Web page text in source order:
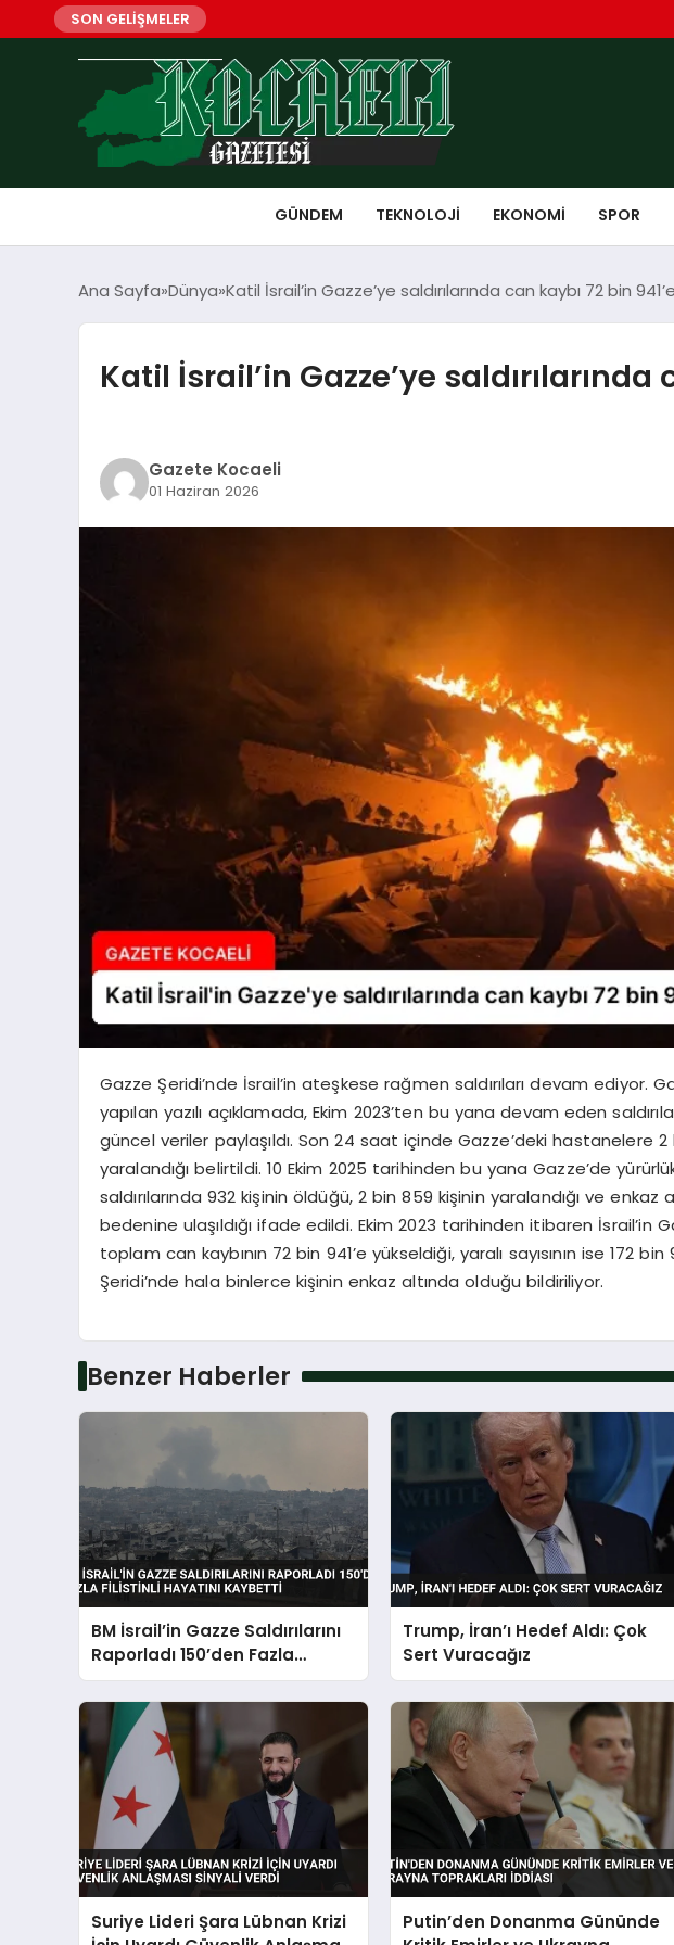
SON GELİŞMELER
GÜNDEM TEKNOLOJI EKONOMI SPOR
Ana Sayfa Dünya Katil İsrail’in Gazze’ye saldırılarında can kaybı 72 bin
Katil İsrail’in Gazze’ye
Gazete Kocaeli
01 Haziran 2026
Gazze Şeridi’nde İsrail’in ateşkese rağmen saldırıları devam ediyor.
yapılan yazılı açıklamada, Ekim 2023’ten bu yana devam eden
güncel veriler paylaşıldı. Son 24 saat içinde Gazze’deki hastanelere
yaralandığı belirtildi. 10 Ekim 2025 tarihinden bu yana Gazze’de
saldırılarında 932 kişinin öldüğü, 2 bin 859 kişinin yaralandığı ve enkaz
bedenine ulaşıldığı ifade edildi. Ekim 2023 tarihinden itibaren İsrail’in
toplam can kaybının 72 bin 941’e yükseldiği, yaralı sayısının ise 172
Şeridi’nde hala binlerce kişinin enkaz altında olduğu bildiriliyor.
Benzer Haberler
BM İsrail’in Gazze Saldırılarını
Raporladı 150’den Fazla
Filistinli Hayatını Kaybetti
Trump, İran’ı Hedef Aldı: Çok
Sert Vuracağız
Suriye Lideri Şara Lübnan Krizi
Putin’den Donanma Gününde